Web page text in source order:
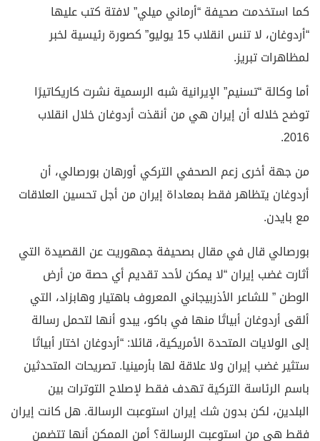
كما استخدمت صحيفة “أرماني ميلي” لافتة كتب عليها
“أردوغان، لا تنس انقلاب 15 يوليو” كصورة رئيسية لخبر
لمظاهرات تبريز.
أما وكالة “تسنيم” الإيرانية شبه الرسمية نشرت كاريكاتيرًا
توضح خلاله أن إيران هي من أنقذت أردوغان خلال انقلاب
2016.
من جهة أخرى زعم الصحفي التركي أورهان بورصالي، أن
أردوغان يتظاهر فقط بمعاداة إيران من أجل تحسين العلاقات
مع بايدن.
بورصالي قال في مقال بصحيفة جمهوريت عن القصيدة التي
أثارت غضب إيران “لا يمكن لأحد تقديم أي حصة من أرض
الوطن ” للشاعر الأذربيجاني المعروف باهتيار وهابزاد، التي
ألقى أردوغان أبياتًا منها في باكو، يبدو أنها لتحمل رسالة
إلى الولايات المتحدة الأمريكية، قائلا: “أردوغان اختار أبياتًا
ستثير غضب إيران ولا علاقة لها بأرمينيا. تصريحات المتحدثين
باسم الرئاسة التركية تهدف فقط لإصلاح التوترات بين
البلدين، لكن بدون شك إيران استوعبت الرسالة. هل كانت إيران
فقط هي من استوعبت الرسالة؟ أمن الممكن أنها تتضمن